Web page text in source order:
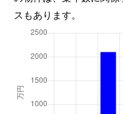
スもあります。